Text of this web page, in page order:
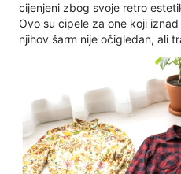
cijenjeni zbog svoje retro
Ovo su cipele za one koji
njihov šarm nije očigledan, ali